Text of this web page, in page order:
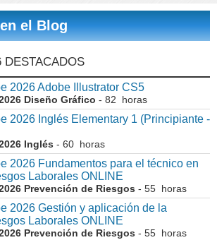
el Blog
DESTACADOS
2026 Adobe Illustrator CS5
Diseño Gráfico - 82 horas
2026 Inglés Elementary 1 (Principiante -
Inglés - 60 horas
2026 Fundamentos para el técnico en
Laborales ONLINE
Prevención de Riesgos - 55 horas
2026 Gestión y aplicación de la
Laborales ONLINE
Prevención de Riesgos - 55 horas